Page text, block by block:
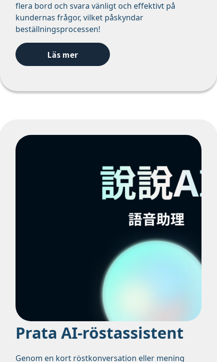
flera bord och svara vänligt och effektivt på
kundernas frågor, vilket påskyndar
beställningsprocessen!
Läs mer
Prata AI-röstassistent
Genom en kort röstkonversation eller mening